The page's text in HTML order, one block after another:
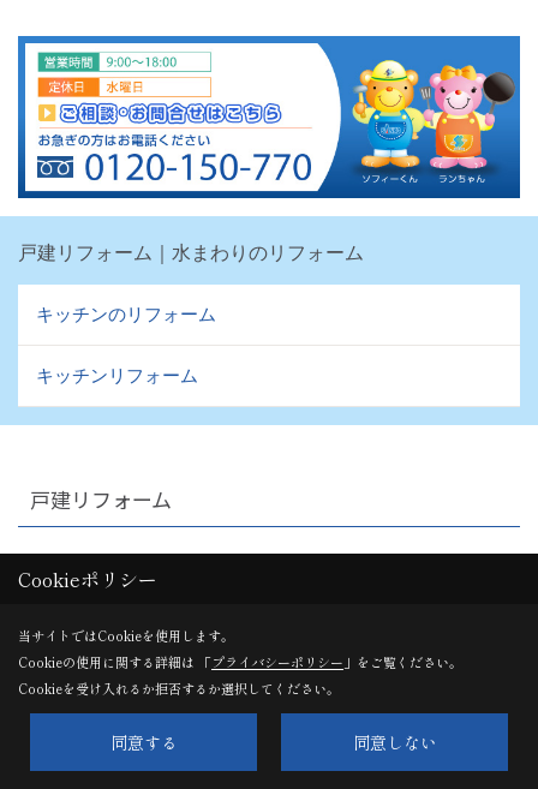
戸建リフォーム｜水まわりのリフォーム
キッチンのリフォーム
キッチンリフォーム
戸建リフォーム
MENU
水まわりのリフォーム (2)
外まわりのリフォーム (2)
Cookieポリシー
当サイトではCookieを使用します。
Cookieの使用に関する詳細は 「プライバシーポリシー 」をご覧ください。
Cookieを受け入れるか拒否するか選択してください。
同意する 同意しない